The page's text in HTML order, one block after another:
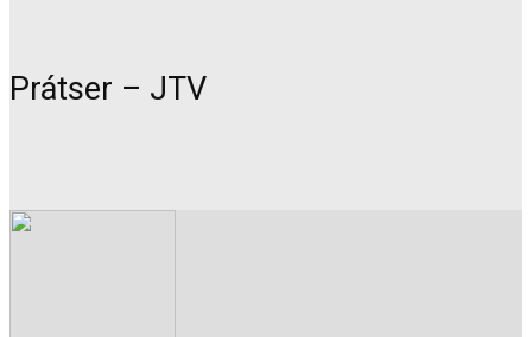
Prátser – JTV